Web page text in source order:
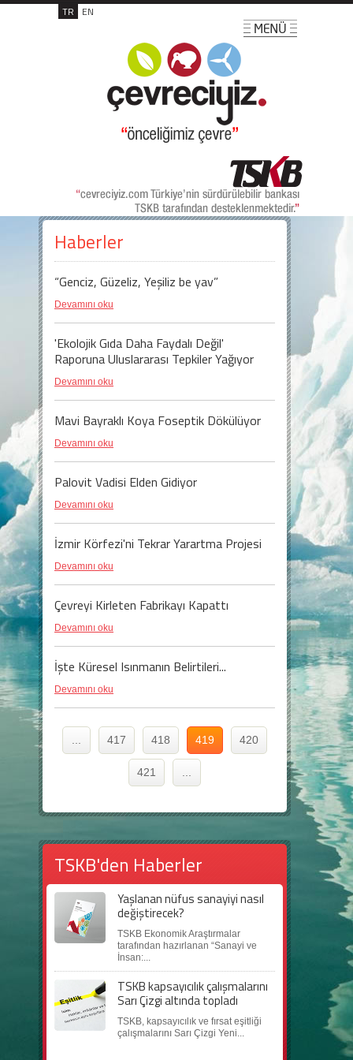
TR EN
Haberler
“Genciz, Güzeliz, Yeşiliz be yav”
Devamını oku
'Ekolojik Gıda Daha Faydalı Değil'
Raporuna Uluslararası Tepkiler Yağıyor
Devamını oku
Mavi Bayraklı Koya Foseptik Dökülüyor
Devamını oku
Palovit Vadisi Elden Gidiyor
Devamını oku
İzmir Körfezi'ni Tekrar Yarartma Projesi
Devamını oku
Çevreyi Kirleten Fabrikayı Kapattı
Devamını oku
İşte Küresel Isınmanın Belirtileri...
Devamını oku
417 418 419 420
421
TSKB'den Haberler
Yaşlanan nüfus sanayiyi nasıl
değiştirecek?
TSKB Ekonomik Araştırmalar
tarafından hazırlanan “Sanayi ve
İnsan:...
TSKB kapsayıcılık çalışmalarını
Sarı Çizgi altında topladı
TSKB, kapsayıcılık ve fırsat eşitliği
çalışmalarını Sarı Çizgi Yeni...